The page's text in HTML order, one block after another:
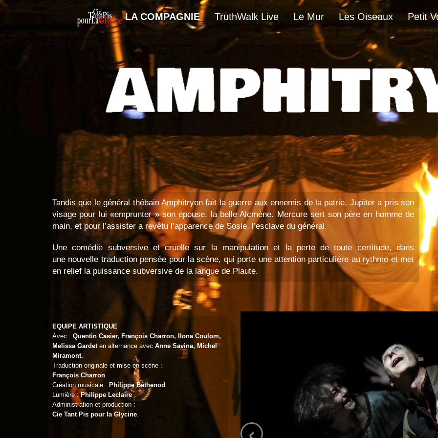
LA COMPAGNIE TruthWalk Live Le Mur Les Oiseaux Petit
Tandis que le général thébain Amphitryon fait la guerre aux ennemis de la patrie, Jupiter a pris son
visage pour lui «emprunter » son épouse, la belle Alcmène. Mercure sert son père en homme de
main, et pour l’assister a revêtu l’apparence de Sosie, l’esclave du général.
Une comédie subversive et cruelle sur la manipulation et la perte de toute certitude, dans
une nouvelle traduction pensée pour la scène, qui porte une attention particulière au rythme et met
en relief la puissance subversive de la langue de Plaute.
EQUIPE ARTISTIQUE
Avec : Quentin Casier, François Charron, Ilona Coulom,
Melissa Gardet en alternance avec Anne Savina, Michel
Miramont.
Traduction originale et mise en scène :
François Charron
Création musicale : Philippe Béthenod
Lumière :Philippe Leclaire
Administration et production :
Cie Tant Pis pour la Glycine.